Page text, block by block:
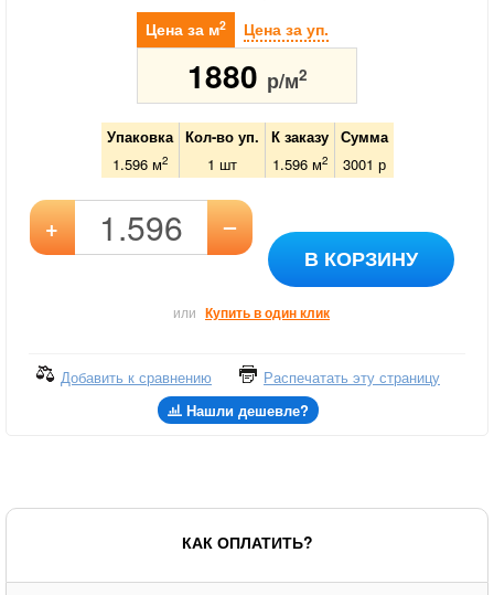
Цена за м2 Цена за уп.
1880 р/м2
Упаковка Кол-во уп. К заказу
Сумма
1.596 м2 1 шт 1.596м2 3001 р
+ –
В КОРЗИНУ
или Купить в один клик
Добавить к сравнению
Распечатать эту страницу
Нашли дешевле?
КАК ОПЛАТИТЬ?